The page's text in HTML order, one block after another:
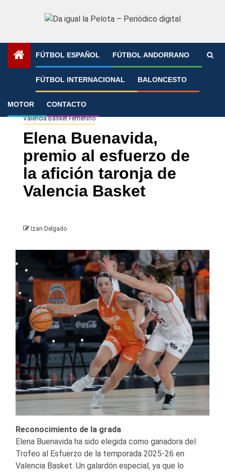
FÚTBOL ESPAÑOL FÚTBOL ANDORRANO
FÚTBOL INTERNACIONAL BALONCESTO
MOTOR CONTACTO
»
Valencia Basket Femenino
Elena Buenavida,
premio al esfuerzo de
la afición taronja de
Valencia Basket
Izan Delgado
Reconocimiento de la grada
Elena Buenavida ha sido elegida como ganadora del
Trofeo al Esfuerzo de la temporada 2025-26 en
Valencia Basket. Un galardón especial, ya que lo